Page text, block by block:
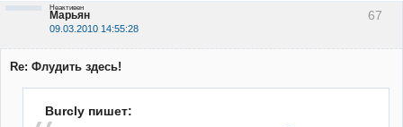
67
Марьян
09.03.2010 14:55:28
Неактивен
Re: Флудить здесь!
Burcly пишет: